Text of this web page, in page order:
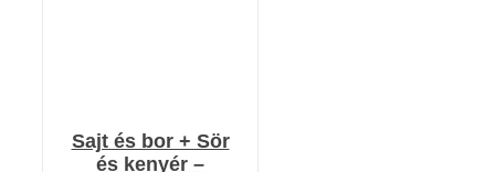
Sajt és bor + Sör
és kenyér –